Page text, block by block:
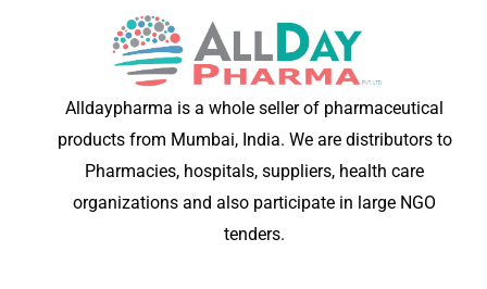
Alldaypharma is a whole seller of pharmaceutical
products from Mumbai, India. We are distributors to
Pharmacies, hospitals, suppliers, health care
organizations and also participate in large NGO
tenders.